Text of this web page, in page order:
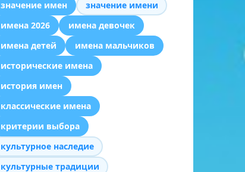
значение имен
значение имени
имена 2026
имена девочек
имена детей
имена мальчиков
исторические имена
история имен
классические имена
критерии выбора
культурное наследие
культурные традиции